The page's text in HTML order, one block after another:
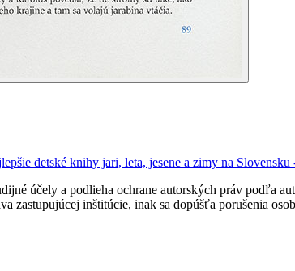
detské knihy jari, leta, jesene a zimy na
účely a podlieha ochrane autorských práv podľa
zastupujúcej inštitúcie, inak sa dopúšťa porušenia